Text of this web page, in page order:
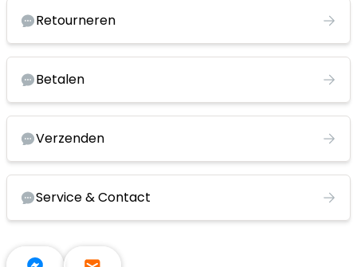
Retourneren
Betalen
Verzenden
Service & Contact